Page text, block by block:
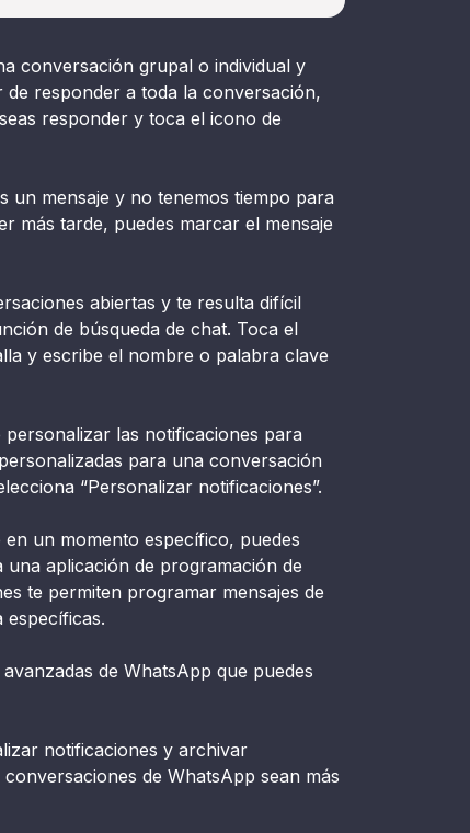
conversación grupal o individual y
responder a toda la conversación,
responder y toca el icono de
un mensaje y no tenemos tiempo para
más tarde, puedes marcar el mensaje
abiertas y te resulta difícil
de búsqueda de chat. Toca el
y escribe el nombre o palabra clave
las notificaciones para
para una conversación
“Personalizar notificaciones”.
en un momento específico, puedes
aplicación de programación de
te permiten programar mensajes de
de WhatsApp que puedes
notificaciones y archivar
de WhatsApp sean más